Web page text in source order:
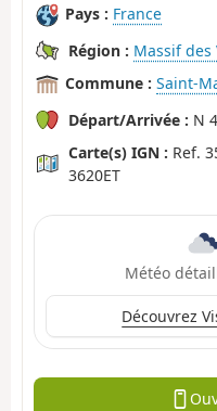
Pays : France
Région : Massif des
Commune : Saint-
Départ/Arrivée : N
Carte(s) IGN : Ref.
3620ET
Météo
Découvrez